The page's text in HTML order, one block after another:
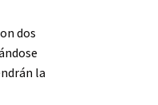
dos
la